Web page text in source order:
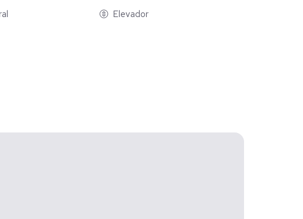
dos torres residenciales con solo 6 departamentos por
Elevador